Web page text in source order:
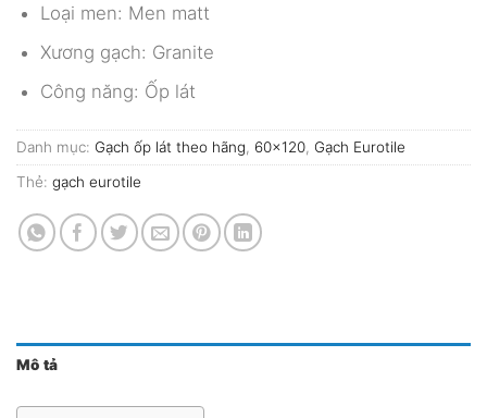
Loại men: Men matt
Xương gạch: Granite
Công năng: Ốp lát
Danh mục: Gạch ốp lát theo hãng 60x120 Gạch Eurotile
Thẻ: gạch eurotile
Mô tả